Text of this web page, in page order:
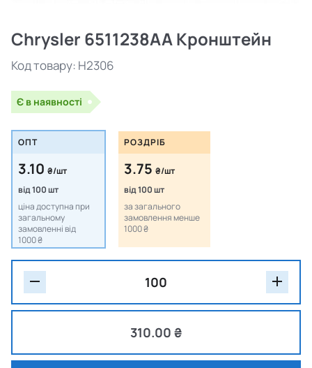
Chrysler 6511238AA Кронштейн
Код товару: H2306
Є в наявності
ОПТ
3.10 ₴/шт
від 100 шт
ціна доступна при
загальному
замовленні від
1000 ₴
РОЗДРІБ
3.75 ₴/шт
від 100 шт
за загального
замовлення менше
1000 ₴
310.00 ₴